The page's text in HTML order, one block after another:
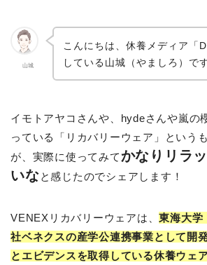
山城
こんにちは、休養メディア「
している山城（やましろ）です
イモトアヤコさんや、hydeさんや嵐の
っている「リカバリーウェア」という
が、実際に使ってみてかなりリラ
いなと感じたのでシェアします！
VENEXリカバリーウェアは、東海大学
社ベネクスの産学公連携事業として開
とエビデンスを取得している休養ウェ